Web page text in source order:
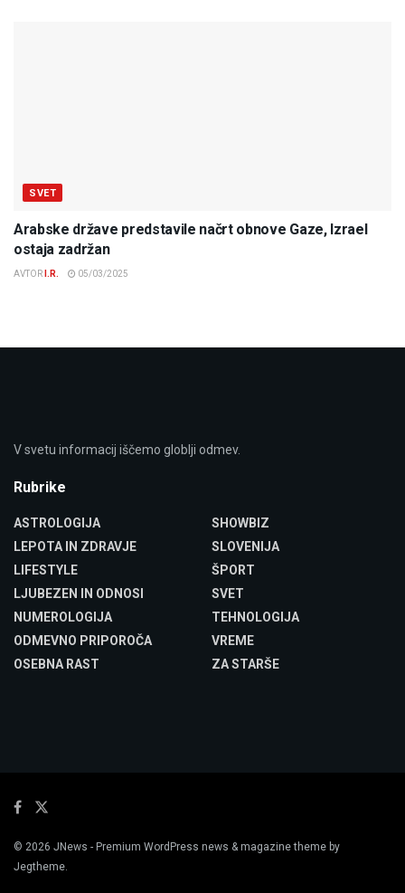
SVET
Arabske države predstavile načrt obnove Gaze, Izrael
ostaja zadržan
AVTOR I.R. 05/03/2025
V svetu informacij iščemo globlji odmev.
Rubrike
ASTROLOGIJA
LEPOTA IN ZDRAVJE
LIFESTYLE
LJUBEZEN IN ODNOSI
NUMEROLOGIJA
ODMEVNO PRIPOROČA
OSEBNA RAST
SHOWBIZ
SLOVENIJA
ŠPORT
SVET
TEHNOLOGIJA
VREME
ZA STARŠE
© 2026 JNews - Premium WordPress news & magazine theme by
Jegtheme.